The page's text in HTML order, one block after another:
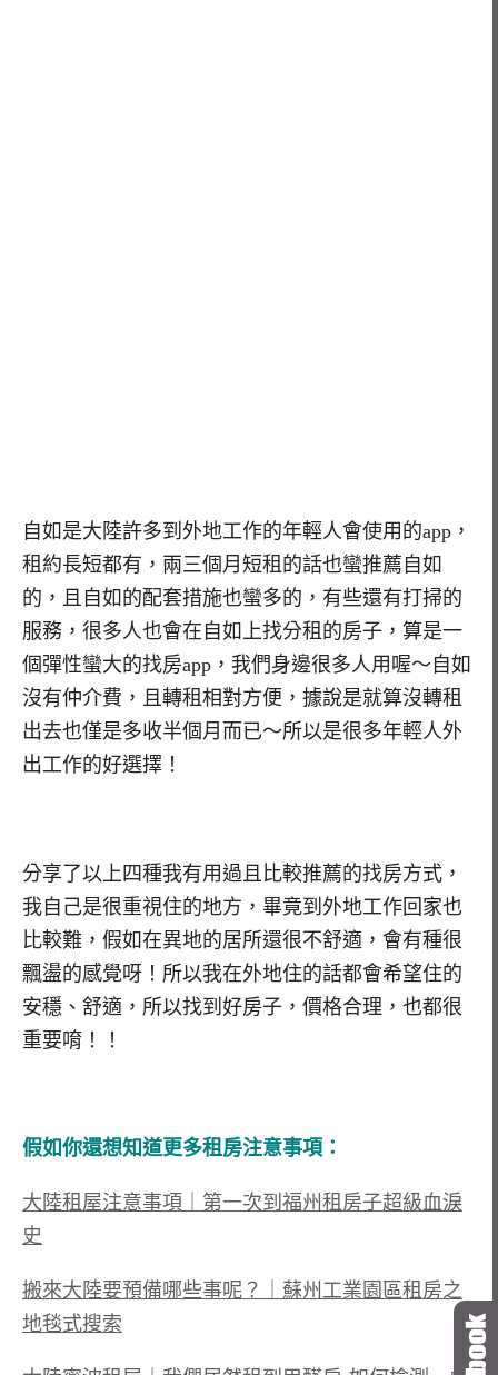
自如是大陸許多到外地工作的年輕人會使用的app，
租約長短都有，兩三個月短租的話也蠻推薦自如
的，且自如的配套措施也蠻多的，有些還有打掃的
服務，很多人也會在自如上找分租的房子，算是一
個彈性蠻大的找房app，我們身邊很多人用喔～自如
沒有仲介費，且轉租相對方便，據說是就算沒轉租
出去也僅是多收半個月而已～所以是很多年輕人外
出工作的好選擇！
分享了以上四種我有用過且比較推薦的找房方式，
我自己是很重視住的地方，畢竟到外地工作回家也
比較難，假如在異地的居所還很不舒適，會有種很
飄盪的感覺呀！所以我在外地住的話都會希望住的
安穩、舒適，所以找到好房子，價格合理，也都很
重要唷！！
假如你還想知道更多租房注意事項：
大陸租屋注意事項｜第一次到福州租房子超級血淚
史
搬來大陸要預備哪些事呢？｜蘇州工業園區租房之
地毯式搜索